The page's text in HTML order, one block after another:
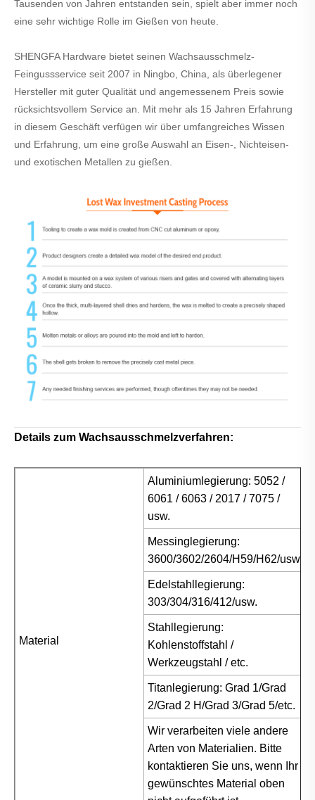
Tausenden von Jahren entstanden sein, spielt aber immer noch
eine sehr wichtige Rolle im Gießen von heute.
SHENGFA Hardware bietet seinen Wachsausschmelz-
Feingussservice seit 2007 in Ningbo, China, als überlegener
Hersteller mit guter Qualität und angemessenem Preis sowie
rücksichtsvollem Service an. Mit mehr als 15 Jahren Erfahrung
in diesem Geschäft verfügen wir über umfangreiches Wissen
und Erfahrung, um eine große Auswahl an Eisen-, Nichteisen-
und exotischen Metallen zu gießen.
Details zum Wachsausschmelzverfahren:
Material
Aluminiumlegierung: 5052 /
6061 / 6063 / 2017 / 7075 /
usw.
Messinglegierung:
3600/3602/2604/H59/H62/usw.
Edelstahllegierung:
303/304/316/412/usw.
Stahllegierung:
Kohlenstoffstahl /
Werkzeugstahl / etc.
Titanlegierung: Grad 1/Grad
2/Grad 2 H/Grad 3/Grad 5/etc.
Wir verarbeiten viele andere
Arten von Materialien. Bitte
kontaktieren Sie uns, wenn Ihr
gewünschtes Material oben